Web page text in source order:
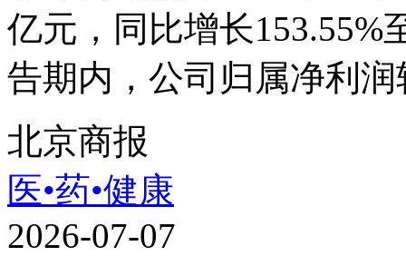
亿元，同比增长153.55%
告期内，公司归属净利
北京商报
医•药•健康
2026-07-07